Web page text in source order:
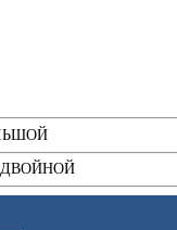
ДВОЙНОЙ